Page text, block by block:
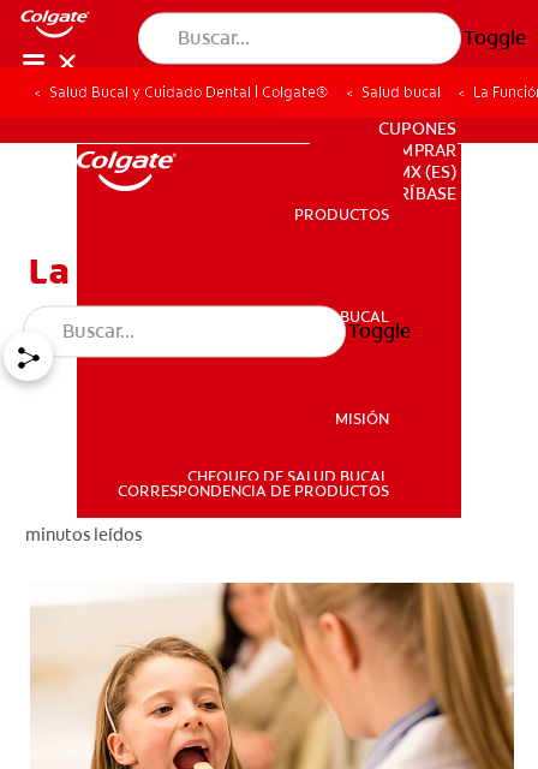
Toggle
PRODUCTOS
SALUD BUCAL
CORRESPONDENCIA DE PRODUCTOS
PARA PROFESIONALES
CUPONES
PARA PROFESIONALES
CUPONES
DONDE COMPRAR
MX (ES)
SUSCRÍBASE
PRODUCTOS
SALUD BUCAL
MISIÓN
CHEQUEO DE SALUD BUCAL
CORRESPONDENCIA DE PRODUCTOS
Toggle
Salud Bucal y Cuidado Dental | Colgate® Salud bucal La
La Función De La Úvula
minutos leídos